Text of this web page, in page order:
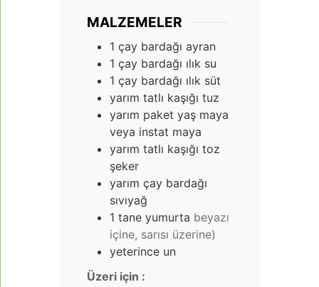
MALZEMELER
1 çay bardağı ayran
1 çay bardağı ılık su
1 çay bardağı ılık süt
yarım tatlı kaşığı tuz
yarım paket yaş maya
veya instat maya
yarım tatlı kaşığı toz
şeker
yarım çay bardağı
sıvıyağ
1 tane yumurta beyazı
içine, sarısı üzerine)
yeterince un
Üzeri için :